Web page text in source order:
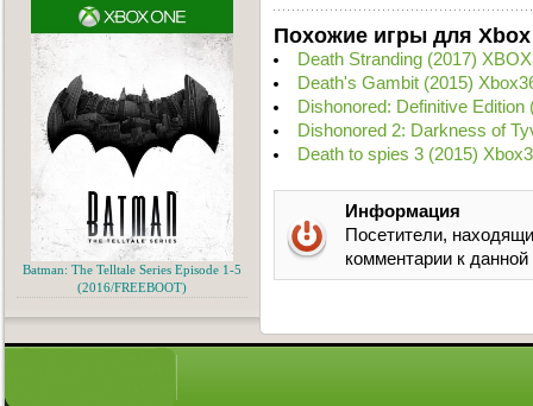
Похожие игры для Xbox
Death Stranding (2017)
Death's Gambit (2015)
Dishonored: Definitive Edition
Dishonored 2: Darkness of
Death to spies 3 (2015)
Информация
Посетители,
комментарии к
Batman: The Telltale Series Episode 1-5
(2016/FREEBOOT)